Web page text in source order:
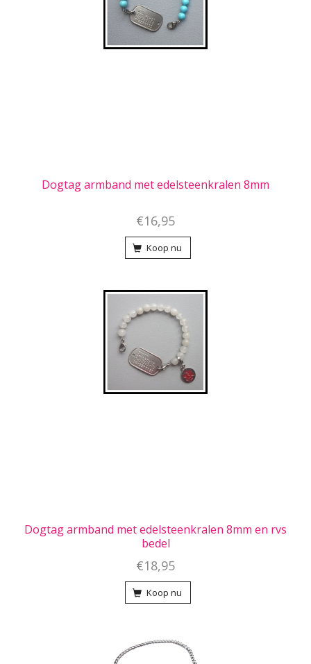
Dogtag armband met edelsteenkralen 8mm
€16,95
Koop nu
Dogtag armband met edelsteenkralen 8mm en rvs
bedel
€18,95
Koop nu